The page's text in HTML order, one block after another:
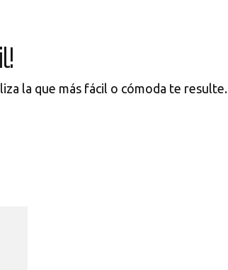
la que más fácil o cómoda te resulte.